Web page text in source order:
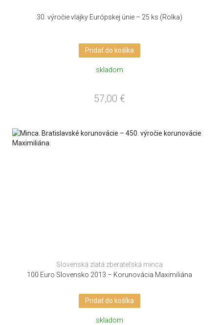
30. výročie vlajky Európskej únie – 25 ks (Rolka)
Pridať do košíka
skladom
57,00 €
Slovenská zlatá zberateľská minca
100 Euro Slovensko 2013 – Korunovácia Maximiliána
Pridať do košíka
skladom